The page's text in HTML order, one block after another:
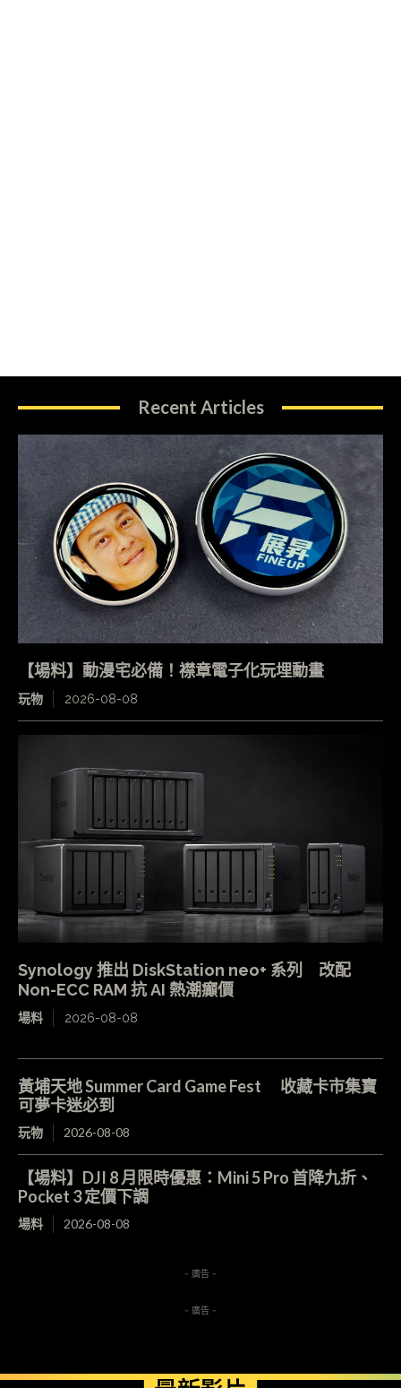
Recent Articles
【場料】動漫宅必備！襟章電子化玩埋動畫
玩物 2026-08-08
Synology 推出 DiskStation neo+ 系列 改配
Non-ECC RAM 抗 AI 熱潮癲價
場料 2026-08-08
黃埔天地 Summer Card Game Fest 收藏卡市集寶
可夢卡迷必到
玩物 2026-08-08
【場料】DJI 8 月限時優惠：Mini 5 Pro 首降九折、
Pocket 3 定價下調
場料 2026-08-08
- 廣告 -
- 廣告 -